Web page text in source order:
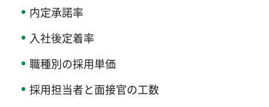
内定承諾率
入社後定着率
職種別の採用単価
採用担当者と面接官の工数